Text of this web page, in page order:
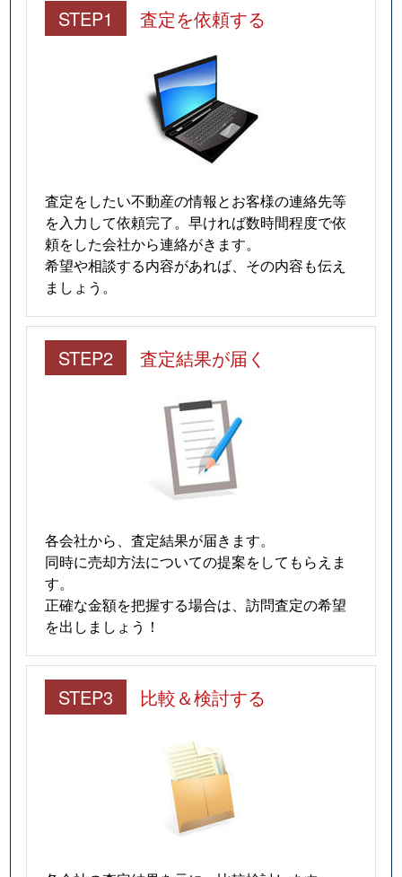
STEP1 査定を依頼する
査定をしたい不動産の情報とお客様の連絡先等
を入力して依頼完了。早ければ数時間程度で依
頼をした会社から連絡がきます。
希望や相談する内容があれば、その内容も伝え
ましょう。
STEP2 査定結果が届く
各会社から、査定結果が届きます。
同時に売却方法についての提案をしてもらえま
す。
正確な金額を把握する場合は、訪問査定の希望
を出しましょう！
STEP3 比較＆検討する